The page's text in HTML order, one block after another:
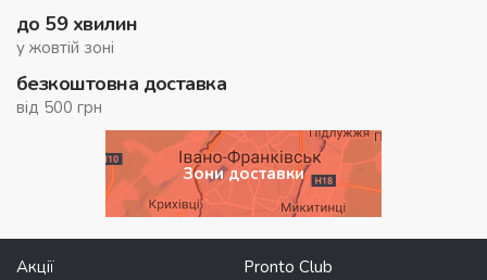
до 59 хвилин
у жовтій зоні
безкоштовна доставка
від 500 грн
Зони доставки
Акції
Pronto Club